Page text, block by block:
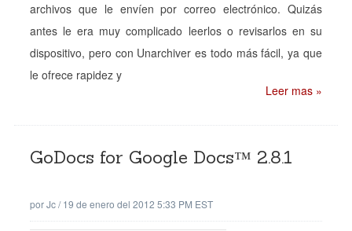
archivos que le envíen por correo electrónico. Quizás
antes le era muy complicado leerlos o revisarlos en su
dispositivo, pero con Unarchiver es todo más fácil, ya que
le ofrece rapidez y
Leer mas »
GoDocs for Google Docs™ 2.8.1
porJc/19 de enero del 2012 5:33 PM EST